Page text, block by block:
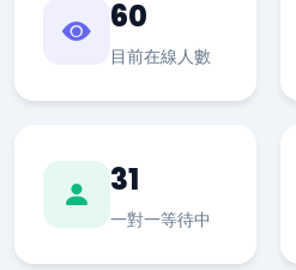
60
目前在線人數
31
一對一等待中